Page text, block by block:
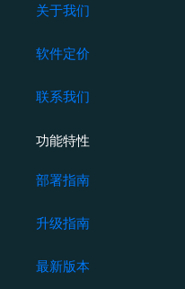
关于我们
软件定价
联系我们
功能特性
部署指南
升级指南
最新版本